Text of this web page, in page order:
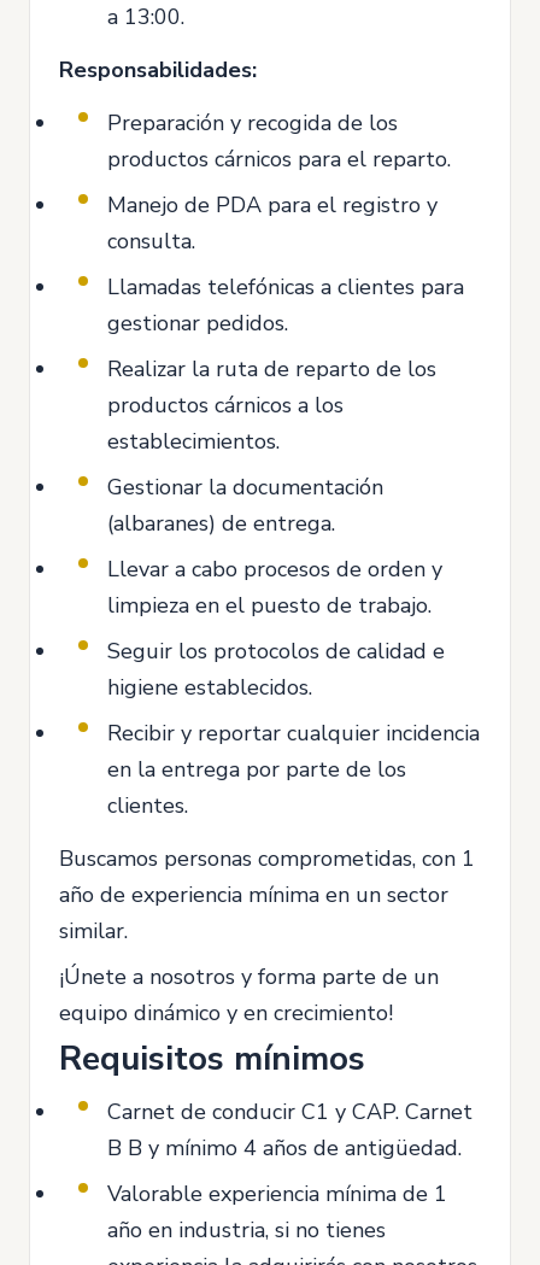
a 13:00.
Responsabilidades:
Preparación y recogida de los
productos cárnicos para el reparto.
Manejo de PDA para el registro y
consulta.
Llamadas telefónicas a clientes para
gestionar pedidos.
Realizar la ruta de reparto de los
productos cárnicos a los
establecimientos.
Gestionar la documentación
(albaranes) de entrega.
Llevar a cabo procesos de orden y
limpieza en el puesto de trabajo.
Seguir los protocolos de calidad e
higiene establecidos.
Recibir y reportar cualquier incidencia
en la entrega por parte de los
clientes.
Buscamos personas comprometidas, con 1
año de experiencia mínima en un sector
similar.
¡Únete a nosotros y forma parte de un
equipo dinámico y en crecimiento!
Requisitos mínimos
Carnet de conducir C1 y CAP. Carnet
B B y mínimo 4 años de antigüedad.
Valorable experiencia mínima de 1
año en industria, si no tienes